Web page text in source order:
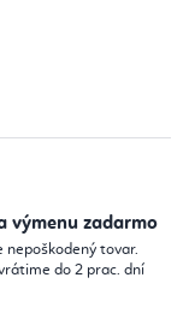
výmenu zadarmo
nepoškodený tovar.
do 2 prac. dní